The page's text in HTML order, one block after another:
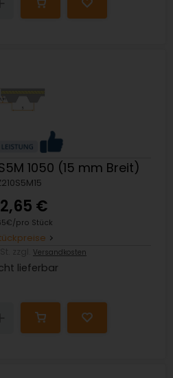
1050 (15 mm Breit)
€
pro Stück
Versandkosten
lieferbar